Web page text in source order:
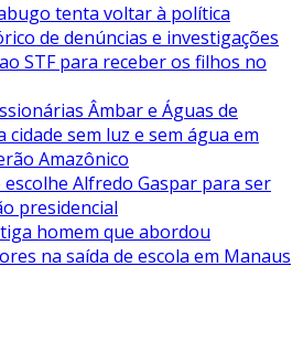
tenta voltar à política
de denúncias e investigações
STF para receber os filhos no
Âmbar e Águas de
cidade sem luz e sem água em
Amazônico
Alfredo Gaspar para ser
presidencial
homem que abordou
na saída de escola em Manaus